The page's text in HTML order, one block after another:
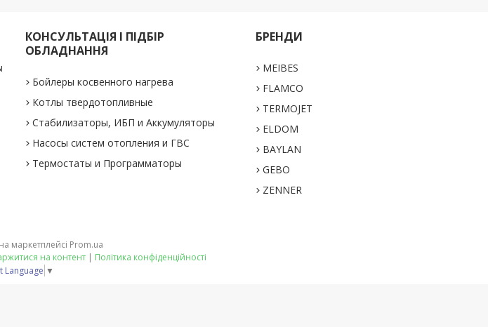
КОНСУЛЬТАЦІЯ І ПІДБІР
ОБЛАДНАННЯ
Бойлеры косвенного нагрева
Котлы твердотопливные
Стабилизаторы, ИБП и Аккумуляторы
Насосы систем отопления и ГВС
Термостаты и Программаторы
БРЕНДИ
MEIBES
FLAMCO
TERMOJET
ELDOM
BAYLAN
GEBO
ZENNER
маркетплейсі Prom.ua
на контент | Політика конфіденційності
Language ▼